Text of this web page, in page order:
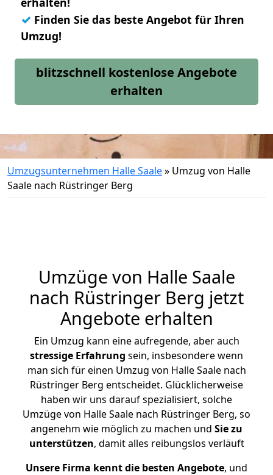
✓ Finden Sie das beste Angebot für Ihren
Umzug!
blitzschnell kostenlose Angebote
erhalten
Umzugsunternehmen Halle Saale» Umzug von Halle
Saale nach Rüstringer Berg
Umzüge von Halle Saale
nach Rüstringer Berg jetzt
Angebote erhalten
Ein Umzug kann eine aufregende, aber auch
stressige Erfahrung sein, insbesondere wenn
man sich für einen Umzug von Halle Saale nach
Rüstringer Berg entscheidet. Glücklicherweise
haben wir uns darauf spezialisiert, solche
Umzüge von Halle Saale nach Rüstringer Berg, so
angenehm wie möglich zu machen und Sie zu
unterstützen, damit alles reibungslos verläuft
Unsere Firma kennt die besten Angebote, und